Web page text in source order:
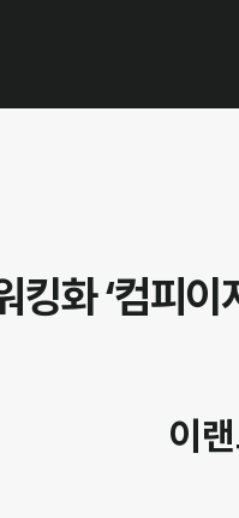
킹화 ‘컴피
이